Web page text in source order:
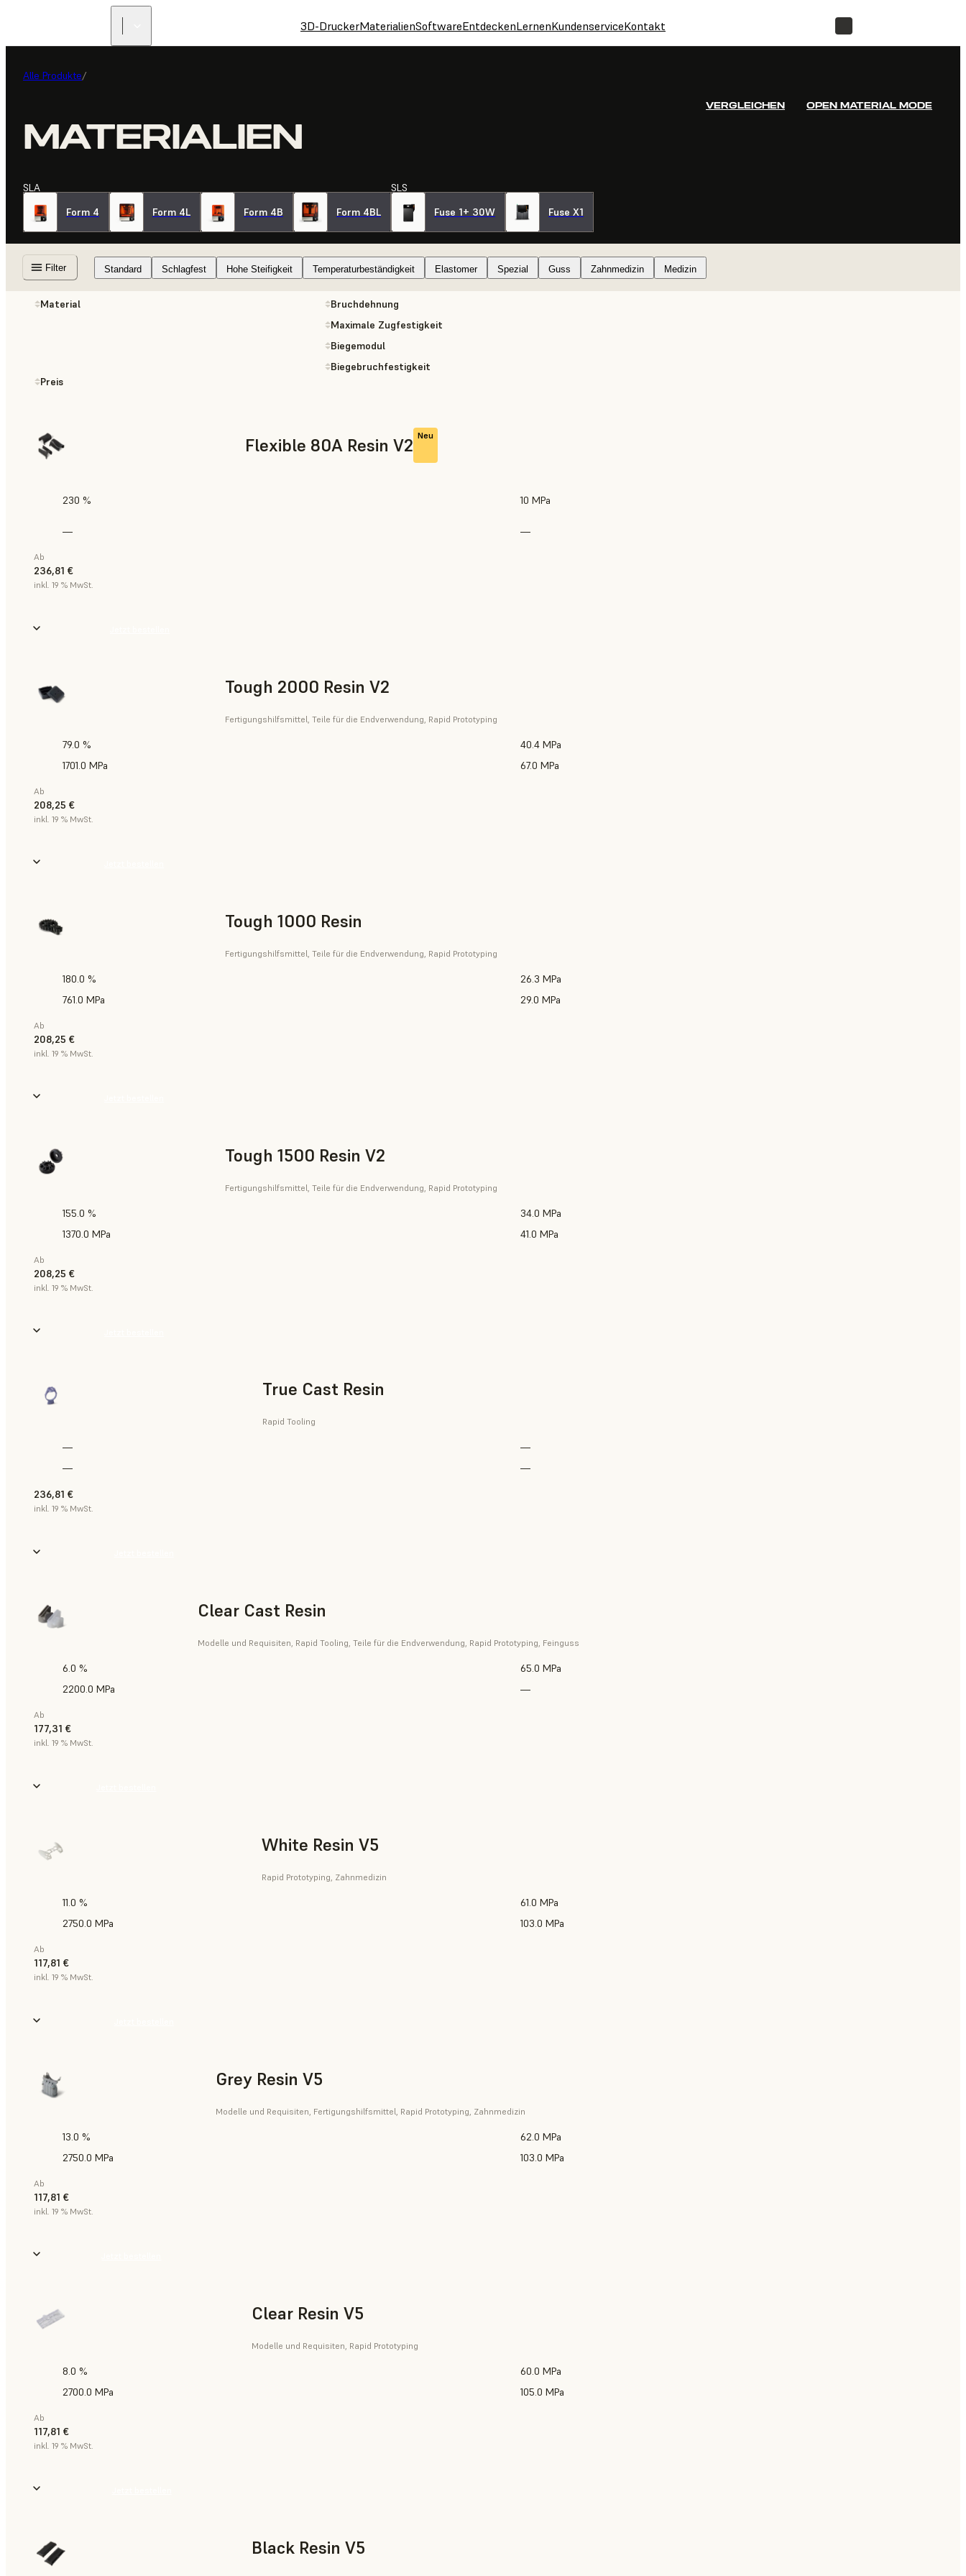
3D-DruckerMaterialienSoftwareEntdeckenLernenKundenserviceKontakt
Alle Produkte/
MATERIALIEN
VERGLEICHEN OPEN MATERIAL MODE
SLA
Form 4
Form 4L Form 4B Form 4BL
SLS
Fuse 1+ 30W
Fuse X1
Filter Standard Schlagfest Hohe Steifigkeit Temperaturbeständigkeit Elastomer Spezial Guss Zahnmedizin Medizin
Material
Bruchdehnung
Maximale Zugfestigkeit
Biegemodul
Biegebruchfestigkeit
Preis
Flexible 80A Resin V2 Neu
Ab
236,81 €
inkl. 19 % MwSt.
230 % 10 MPa
— —
Tough 2000 Resin V2
Fertigungshilfsmittel, Teile für die Endverwendung, Rapid Prototyping
Ab
208,25 €
inkl. 19 % MwSt.
79.0 %
40.4 MPa
1701.0 MPa
67.0 MPa
Tough 1000 Resin
Fertigungshilfsmittel, Teile für die Endverwendung, Rapid Prototyping
Ab
208,25 €
inkl. 19 % MwSt.
180.0 %
26.3 MPa
761.0 MPa
29.0 MPa
Tough 1500 Resin V2
Fertigungshilfsmittel, Teile für die Endverwendung, Rapid Prototyping
Ab
208,25 €
inkl. 19 % MwSt.
155.0 %
34.0 MPa
1370.0 MPa
41.0 MPa
True Cast Resin
Rapid Tooling
236,81 €
inkl. 19 % MwSt.
—
—
—
—
Clear Cast Resin
Modelle und Requisiten, Rapid Tooling, Teile für die Endverwendung, Rapid Prototyping, Feinguss
Ab
177,31 €
inkl. 19 % MwSt.
6.0 %
65.0 MPa
2200.0 MPa
—
White Resin V5
Rapid Prototyping, Zahnmedizin
Ab
117,81 €
inkl. 19 % MwSt.
11.0 %
61.0 MPa
2750.0 MPa
103.0 MPa
Grey Resin V5
Modelle und Requisiten, Fertigungshilfsmittel, Rapid Prototyping, Zahnmedizin
Ab
117,81 €
inkl. 19 % MwSt.
13.0 %
62.0 MPa
2750.0 MPa
103.0 MPa
Clear Resin V5
Modelle und Requisiten, Rapid Prototyping
Ab
117,81 €
inkl. 19 % MwSt.
8.0 %
60.0 MPa
2700.0 MPa
105.0 MPa
Black Resin V5